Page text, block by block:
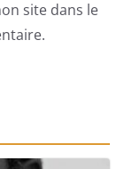
site dans le